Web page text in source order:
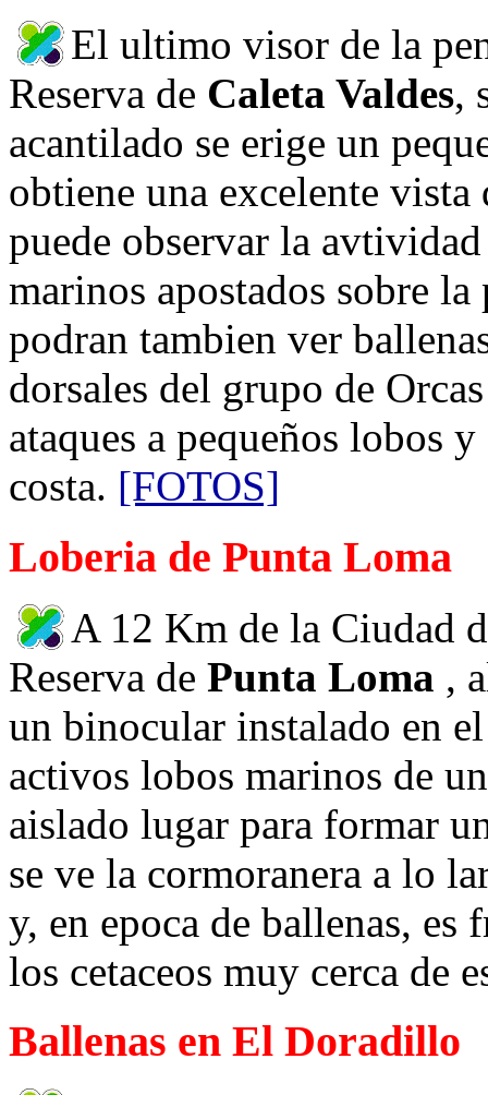
El ultimo visor de la
Reserva de Caleta Valdes,
acantilado se erige un
obtiene una excelente vista
puede observar la
marinos apostados sobre
podran tambien ver
dorsales del grupo de
ataques a pequeños lobos
costa. [FOTOS]
Loberia de Punta Loma
A 12 Km de la Ciudad
Reserva de Punta Loma ,
un binocular instalado en
activos lobos marinos de
aislado lugar para formar
se ve la cormoranera a lo
y, en epoca de ballenas, es
los cetaceos muy cerca de
Ballenas en El Doradillo